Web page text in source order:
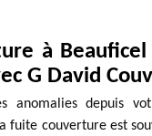
à Beauficel
G David
anomalies depuis
fuite couverture est